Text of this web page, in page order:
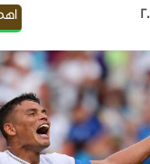
اهم